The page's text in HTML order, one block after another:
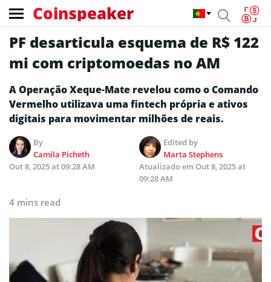
Coinspeaker
PF desarticula esquema de R$ 122
mi com criptomoedas no AM
A Operação Xeque-Mate revelou como o Comando
Vermelho utilizava uma fintech própria e ativos
digitais para movimentar milhões de reais.
By
Camila Picheth
Edited by
Marta Stephens
Out 8, 2025 at 09:28 AM
Atualizado emOut 8, 2025 at
09:28 AM
4 mins read